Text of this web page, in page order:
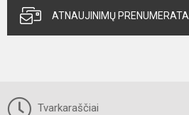
ATNAUJINIMŲ PRENUMERATA
Tvarkaraščiai